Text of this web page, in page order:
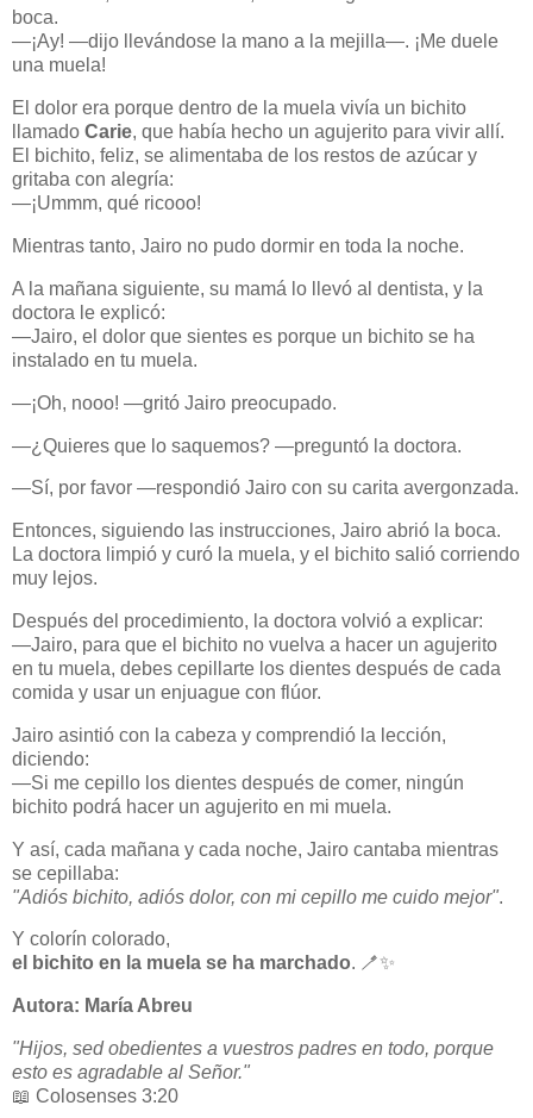
boca.
—¡Ay! —dijo llevándose la mano a la mejilla—. ¡Me duele
una muela!
El dolor era porque dentro de la muela vivía un bichito
llamado Carie, que había hecho un agujerito para vivir allí.
El bichito, feliz, se alimentaba de los restos de azúcar y
gritaba con alegría:
—¡Ummm, qué ricooo!
Mientras tanto, Jairo no pudo dormir en toda la noche.
A la mañana siguiente, su mamá lo llevó al dentista, y la
doctora le explicó:
—Jairo, el dolor que sientes es porque un bichito se ha
instalado en tu muela.
—¡Oh, nooo! —gritó Jairo preocupado.
—¿Quieres que lo saquemos? —preguntó la doctora.
—Sí, por favor —respondió Jairo con su carita avergonzada.
Entonces, siguiendo las instrucciones, Jairo abrió la boca.
La doctora limpió y curó la muela, y el bichito salió corriendo
muy lejos.
Después del procedimiento, la doctora volvió a explicar:
—Jairo, para que el bichito no vuelva a hacer un agujerito
en tu muela, debes cepillarte los dientes después de cada
comida y usar un enjuague con flúor.
Jairo asintió con la cabeza y comprendió la lección,
diciendo:
—Si me cepillo los dientes después de comer, ningún
bichito podrá hacer un agujerito en mi muela.
Y así, cada mañana y cada noche, Jairo cantaba mientras
se cepillaba:
"Adiós bichito, adiós dolor, con mi cepillo me cuido mejor".
Y colorín colorado,
el bichito en la muela se ha marchado. 🪥✨
Autora: María Abreu
"Hijos, sed obedientes a vuestros padres en todo, porque
esto es agradable al Señor."
📖 Colosenses 3:20